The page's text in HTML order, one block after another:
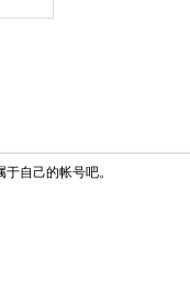
自己的帐号吧。